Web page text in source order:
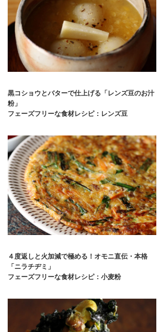
黒コショウとバターで仕上げる「レンズ豆のお汁
粉」
フェーズフリーな食材レシピ：レンズ豆
４度返しと火加減で極める！オモニ直伝・本格
「ニラチヂミ」
フェーズフリーな食材レシピ：小麦粉